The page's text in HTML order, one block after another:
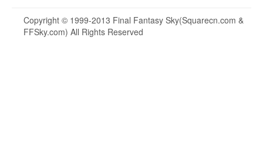
Copyright © 1999-2013 Final Fantasy Sky(Squarecn.com &
FFSky.com) All Rights Reserved